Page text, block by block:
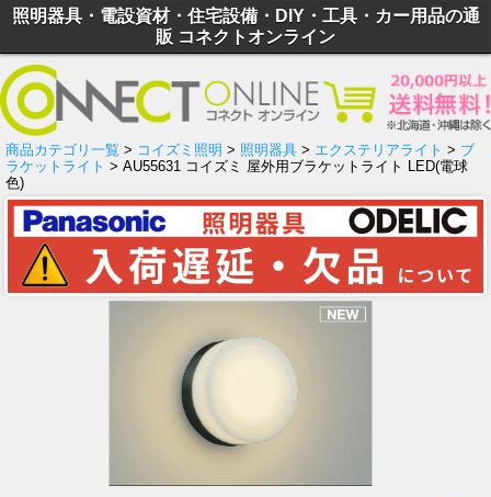
照明器具・電設資材・住宅設備・DIY・工具・カー用品の通
販 コネクトオンライン
商品カテゴリ一覧 > コイズミ照明 > 照明器具 > エクステリアライト > ブ
ラケットライト > AU55631 コイズミ 屋外用ブラケットライト LED(電球
色)